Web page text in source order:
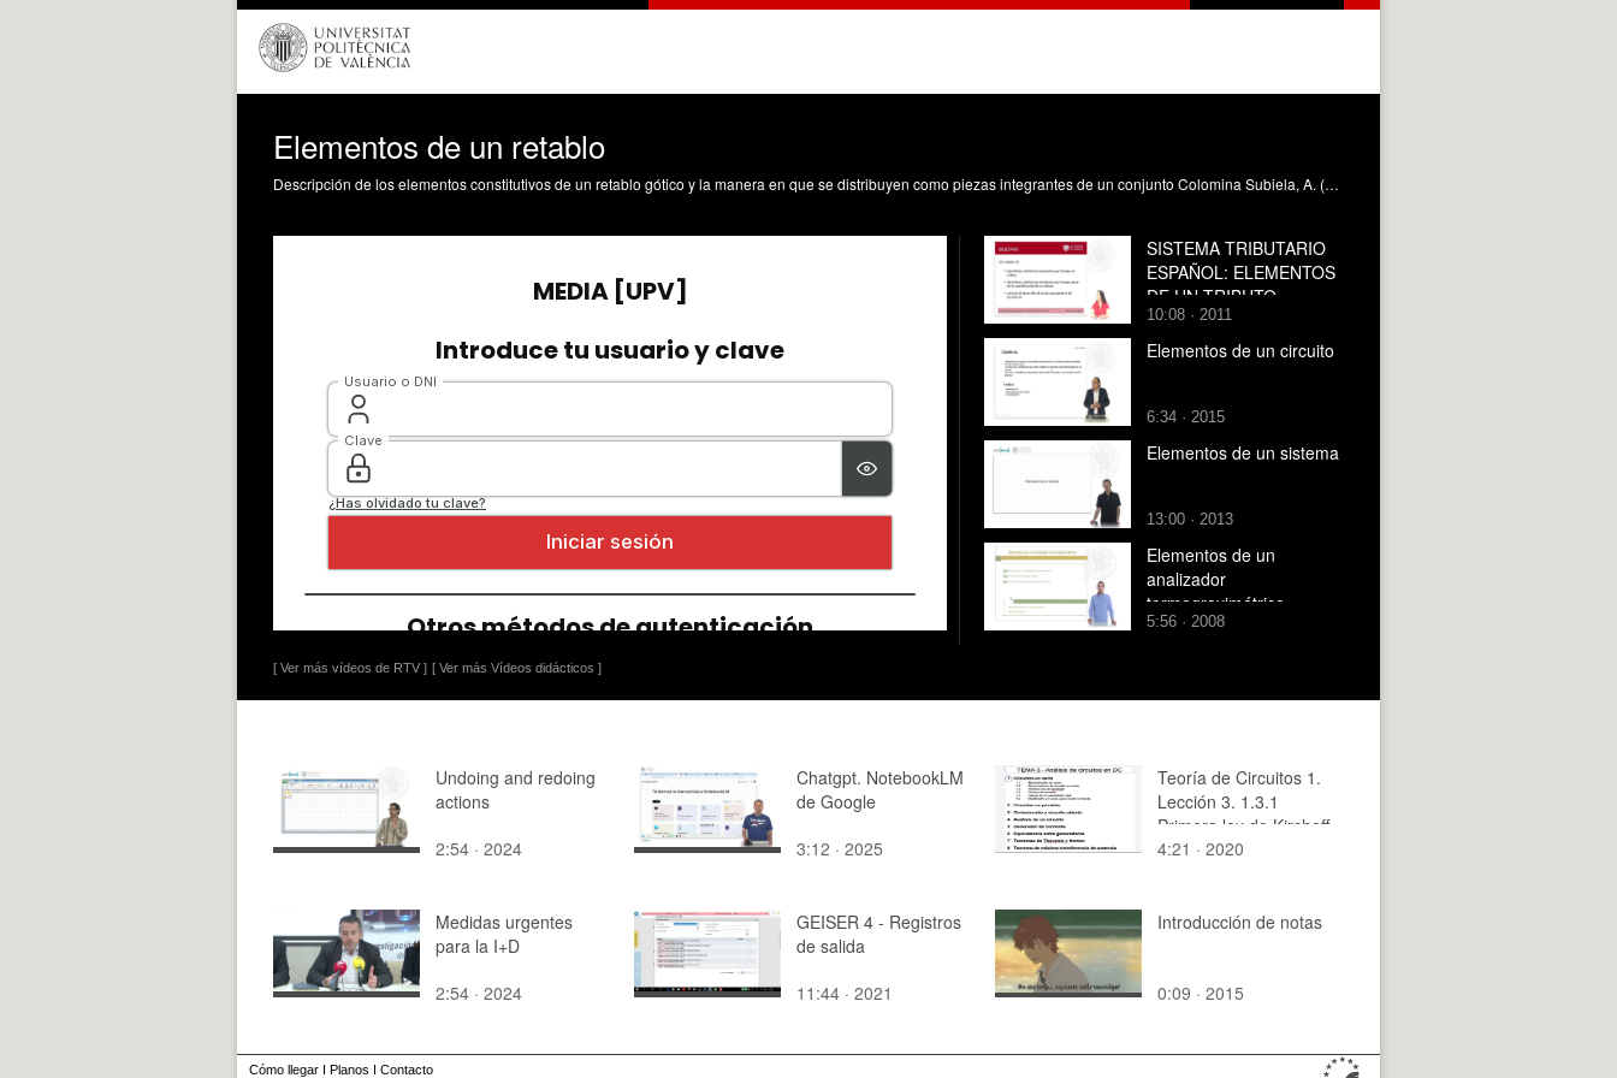
Elementos de un retablo
Descripción de los elementos constitutivos de un retablo gótico y la manera en que se distribuyen como piezas integrantes de un conjunto Colomina Subiela, A. (2021). Elementos de un retablo. Universitat Politècnica de València. https://riunet.upv.es/handle/10251/165431 DER
[ Ver más vídeos de RTV ] [ Ver más Vídeos didácticos ]
SISTEMA TRIBUTARIO
ESPAÑOL: ELEMENTOS
DE UN TRIBUTO
10:08 · 2011
Elementos de un circuito
6:34 · 2015
Elementos de un sistema
13:00 · 2013
Elementos de un
analizador
termogravimétrico
5:56 · 2008
Undoing and redoing
actions
2:54 · 2024
Chatgpt. NotebookLM
de Google
3:12 · 2025
Teoría de Circuitos 1.
Lección 3. 1.3.1
Primera ley de Kirchoff
4:21 · 2020
Medidas urgentes
para la I+D
2:54 · 2024
GEISER 4 - Registros
de salida
11:44 · 2021
Introducción de notas
0:09 · 2015
Cómo llegar I Planos I Contacto